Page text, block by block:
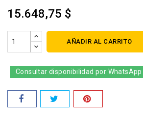
15.648,75 $
AÑADIR AL CARRITO
Consultar disponibilidad por WhatsApp